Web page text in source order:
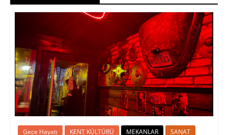
Gece Hayatı KENT KÜLTÜRÜ MEKANLAR SANAT